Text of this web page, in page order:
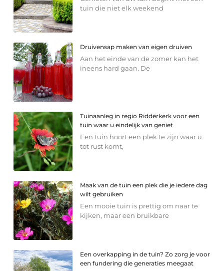
tuin die niet elk weekend
Druivensap maken van eigen druiven
Aan het einde van de zomer kan het
ineens hard gaan. De
Tuinaanleg in regio Ridderkerk voor een
tuin waar u eindelijk van geniet
Een tuin hoort een plek te zijn waar u
tot rust komt,
Maak van de tuin een plek die je iedere dag
wilt gebruiken
Een mooie tuin is prettig om naar te
kijken, maar een bruikbare
Een overkapping in de tuin? Zo zorg je voor
een fundering die generaties meegaat